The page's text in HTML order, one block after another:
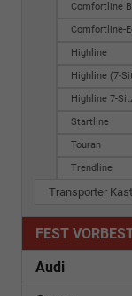
Comfortline
Comfortline-
Highline
Highline (7-
Highline 7-
Startline
Touran
Trendline
Transporter
FEST
Audi